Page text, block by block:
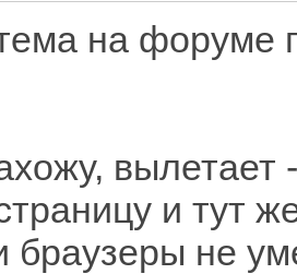
на форуме
вылетает
и тут
браузеры не